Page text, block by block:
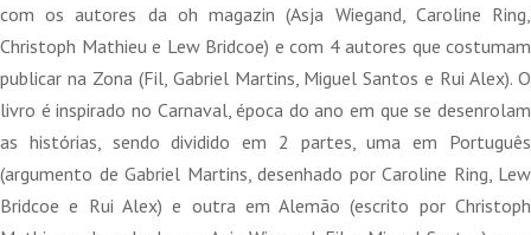
com os autores da oh magazin (Asja Wiegand, Caroline Ring,
Christoph Mathieu e Lew Bridcoe) e com 4 autores que costumam
publicar na Zona (Fil, Gabriel Martins, Miguel Santos e Rui Alex). O
livro é inspirado no Carnaval, época do ano em que se desenrolam
as histórias, sendo dividido em 2 partes, uma em Português
(argumento de Gabriel Martins, desenhado por Caroline Ring, Lew
Bridcoe e Rui Alex) e outra em Alemão (escrito por Christoph